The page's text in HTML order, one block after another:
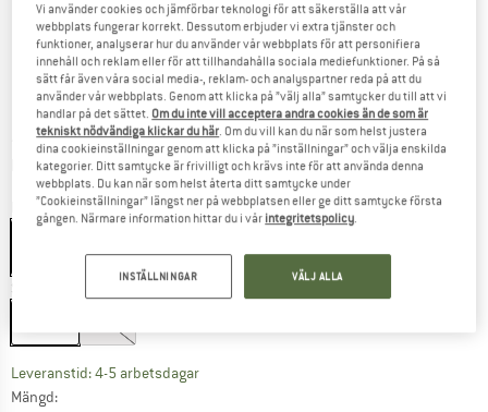
Pris:
17,95€ inkl. moms
KR196,09
plus fraktkostnaderInformation om fraktkostnader. Öppnas i en inforuta
Färg:Green
Leveranstid: 4-5 arbetsdagarLänken öppnas i en inforuta och innehåller
Mängd:
Vi använder cookies och jämförbar teknologi för att säkerställa att vår
webbplats fungerar korrekt. Dessutom erbjuder vi extra tjänster och
funktioner, analyserar hur du använder vår webbplats för att personifiera
innehåll och reklam eller för att tillhandahålla sociala mediefunktioner. På så
sätt får även våra social media-, reklam- och analyspartner reda på att du
använder vår webbplats. Genom att klicka på ”välj alla” samtycker du till att vi
handlar på det sättet. Om du inte vill acceptera andra cookies än de som är
tekniskt nödvändiga klickar du här. Om du vill kan du när som helst justera
dina cookieinställningar genom att klicka på ”inställningar” och välja enskilda
kategorier. Ditt samtycke är frivilligt och krävs inte för att använda denna
webbplats. Du kan när som helst återta ditt samtycke under
”Cookieinställningar” längst ner på webbplatsen eller ge ditt samtycke första
gången. Närmare information hittar du i vår integritetspolicy.
INSTÄLLNINGAR VÄLJ ALLA